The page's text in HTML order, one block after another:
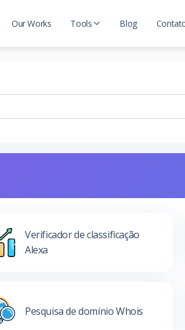
Our Works Tools Blog
Verificador de classificação
Alexa
Pesquisa de domínio Whois